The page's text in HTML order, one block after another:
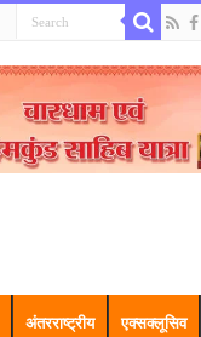
अंतरराष्ट्रीय एक्सक्लूसिव